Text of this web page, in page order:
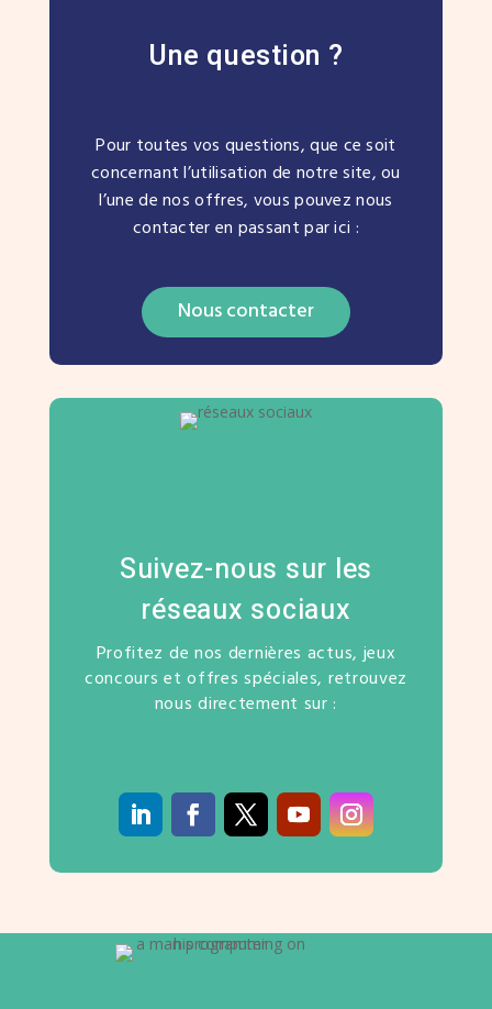
Une question ?
Pour toutes vos questions, que ce soit
concernant l’utilisation de notre site, ou
l’une de nos offres, vous pouvez nous
contacter en passant par ici :
Nous contacter
Suivez-nous sur les
réseaux sociaux
Profitez de nos dernières actus, jeux
concours et offres spéciales, retrouvez
nous directement sur :